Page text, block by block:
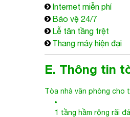
Internet miễn phí
Bảo vệ 24/7
Lễ tân tầng trệt
Thang máy hiện đại
E. Thông tin
Tòa nhà văn phòng cho
1 tầng hầm rộng rãi